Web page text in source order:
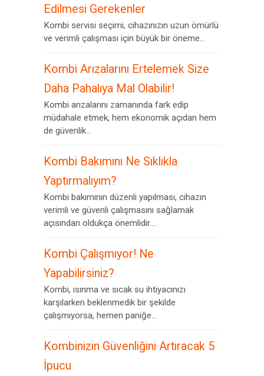
Edilmesi Gerekenler
Kombi servisi seçimi, cihazınızın uzun ömürlü
ve verimli çalışması için büyük bir öneme...
Kombi Arızalarını Ertelemek Size
Daha Pahalıya Mal Olabilir!
Kombi arızalarını zamanında fark edip
müdahale etmek, hem ekonomik açıdan hem
de güvenlik...
Kombi Bakımını Ne Sıklıkla
Yaptırmalıyım?
Kombi bakımının düzenli yapılması, cihazın
verimli ve güvenli çalışmasını sağlamak
açısından oldukça önemlidir....
Kombi Çalışmıyor! Ne
Yapabilirsiniz?
Kombi, ısınma ve sıcak su ihtiyacınızı
karşılarken beklenmedik bir şekilde
çalışmıyorsa, hemen paniğe...
Kombinizin Güvenliğini Artıracak 5
İpucu